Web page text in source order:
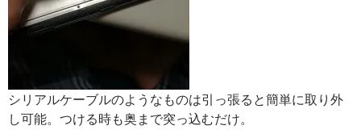
シリアルケーブルのようなものは引っ張ると簡単に取り外
し可能。つける時も奥まで突っ込むだけ。